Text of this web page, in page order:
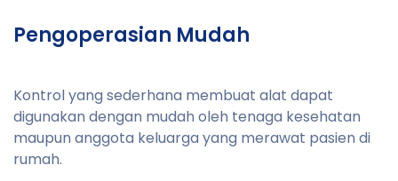
Pengoperasian Mudah
Kontrol yang sederhana membuat alat dapat
digunakan dengan mudah oleh tenaga kesehatan
maupun anggota keluarga yang merawat pasien di
rumah.